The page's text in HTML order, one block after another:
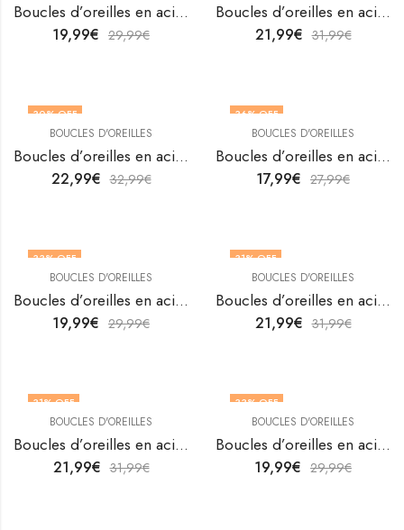
Boucles d’oreilles en acier inoxydable plaqué or 18K Hearts par V&F Jewellers
19,99€ 29,99€
Boucles d’oreilles en acier inoxydable plaqué or 18K Hearts par V&F Jewellers
21,99€ 31,99€
30% OFF
BOUCLES D'OREILLES
Boucles d’oreilles en acier inoxydable plaqué or 18K Hearts par V&F Jewellers
22,99€ 32,99€
36% OFF
BOUCLES D'OREILLES
Boucles d’oreilles en acier inoxydable plaqué or 18K Hearts par V&F Jewellers
17,99€ 27,99€
33% OFF
BOUCLES D'OREILLES
Boucles d’oreilles en acier inoxydable plaqué or 18K Hearts par V&F Jewellers
19,99€ 29,99€
31% OFF
BOUCLES D'OREILLES
Boucles d’oreilles en acier inoxydable plaqué or 18K Hearts par V&F Jewellers
21,99€ 31,99€
31% OFF
BOUCLES D'OREILLES
Boucles d’oreilles en acier inoxydable plaqué or 18K Hearts par V&F Jewellers
21,99€ 31,99€
33% OFF
BOUCLES D'OREILLES
Boucles d’oreilles en acier inoxydable plaqué or 18K Hearts par V&F Jewellers
19,99€ 29,99€